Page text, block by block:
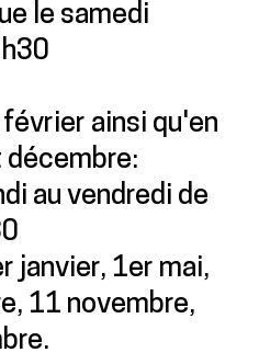
le samedi
ainsi qu'en
décembre:
au vendredi de
janvier, 1er mai,
11 novembre,